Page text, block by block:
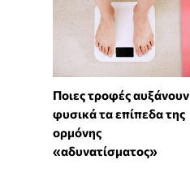
Ποιες τροφές αυξάνουν
φυσικά τα επίπεδα της
ορμόνης
«αδυνατίσματος»